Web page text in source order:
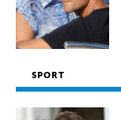
SPORT